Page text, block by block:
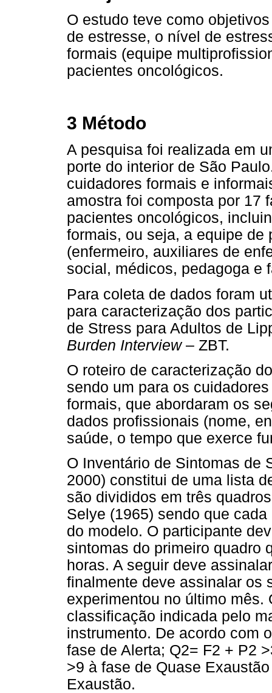
O estudo teve como
de estresse, o nível de
formais (equipe
pacientes oncológicos.
3 Método
A pesquisa foi realizada em
porte do interior de São
cuidadores formais e
amostra foi composta por 17
pacientes oncológicos,
formais, ou seja, a equipe de
(enfermeiro, auxiliares de
social, médicos, pedagoga e
Para coleta de dados foram
para caracterização dos
de Stress para Adultos de
Burden Interview– ZBT.
O roteiro de caracterização
sendo um para os
formais, que abordaram os
dados profissionais (nome,
saúde, o tempo que exerce
O Inventário de Sintomas de
2000) constitui de uma lista
são divididos em três
Selye (1965) sendo que
do modelo. O participante
sintomas do primeiro quadro
horas. A seguir deve
finalmente deve assinalar os
experimentou no último mês.
classificação indicada pelo
instrumento. De acordo com
fase de Alerta; Q2= F2 + P2
>9 à fase de Quase
Exaustão.